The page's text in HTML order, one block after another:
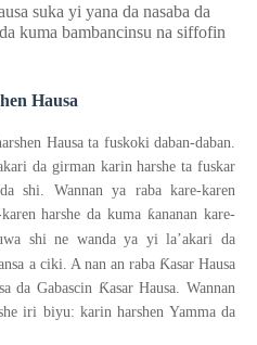
suka yi yana da nasaba da
kuma bambancinsu na siffofin
Hausa
Hausa ta fuskoki daban-daban.
da girman karin harshe ta fuskar
shi. Wannan ya raba kare-karen
harshe da kumaƙananan kare-
shi ne wanda ya yi la’akari da
a ciki. A nan an raba Ƙasar Hausa
da Gabascin Ƙasar Hausa. Wannan
iri biyu: karin harshen Yamma da